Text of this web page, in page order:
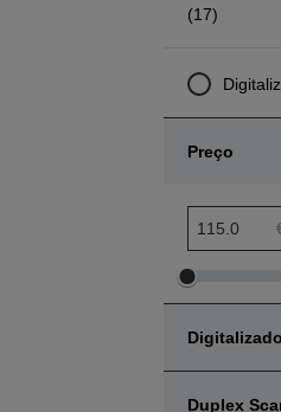
(17)
Preço
Ajustar
mínima
preço
Ajustar
máxima
preço
Duplex